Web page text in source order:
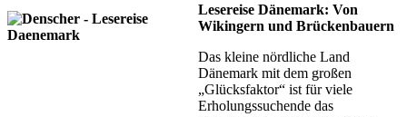
Lesereise Dänemark: Von
Wikingern und Brückenbauern
Das kleine nördliche Land
Dänemark mit dem großen
„Glücksfaktor“ ist für viele
Erholungssuchende das